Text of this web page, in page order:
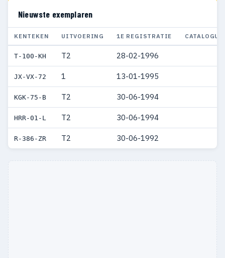
Nieuwste exemplaren
KENTEKEN UITVOERING 1E REGISTRATIE
T-100-KH T2 28-02-1996
JX-VX-72 1 13-01-1995
KGK-75-B T2 30-06-1994
HRR-01-L T2 30-06-1994
R-386-ZR T2 30-06-1992